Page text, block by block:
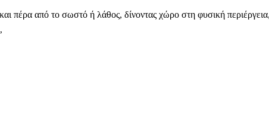
πέρα από το σωστό ή λάθος, δίνοντας χώρο στη φυσική